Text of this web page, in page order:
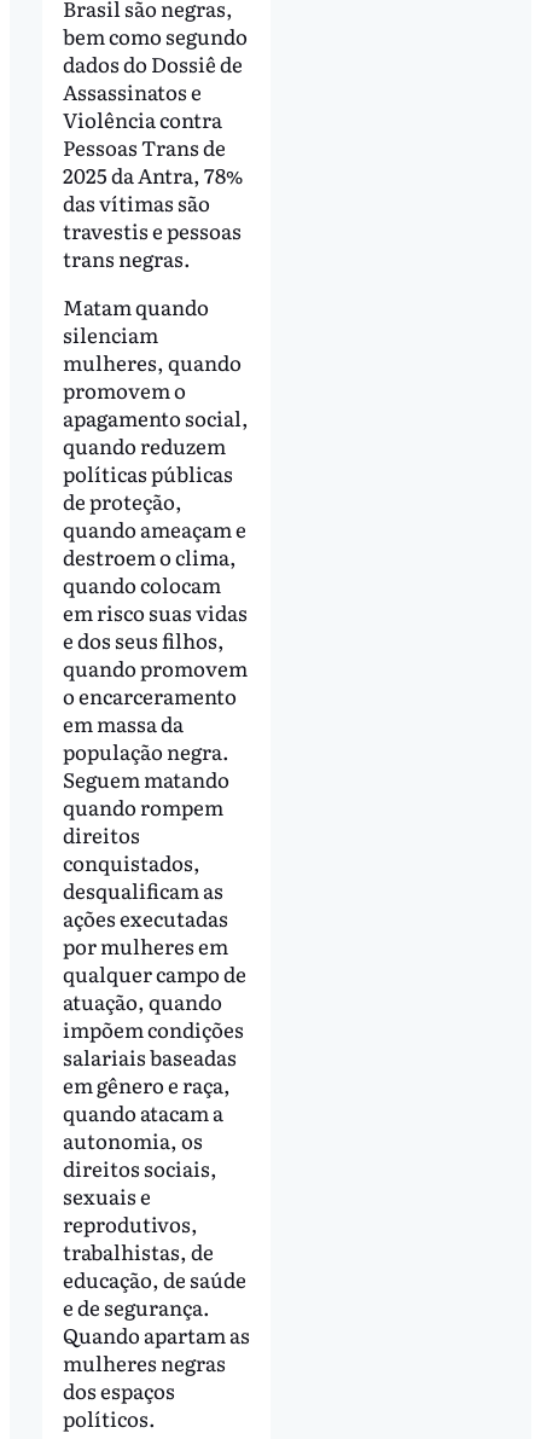
Brasil são negras,
bem como segundo
dados do Dossiê de
Assassinatos e
Violência contra
Pessoas Trans de
2025 da Antra, 78%
das vítimas são
travestis e pessoas
trans negras.
Matam quando
silenciam
mulheres, quando
promovem o
apagamento social,
quando reduzem
políticas públicas
de proteção,
quando ameaçam e
destroem o clima,
quando colocam
em risco suas vidas
e dos seus filhos,
quando promovem
o encarceramento
em massa da
população negra.
Seguem matando
quando rompem
direitos
conquistados,
desqualificam as
ações executadas
por mulheres em
qualquer campo de
atuação, quando
impõem condições
salariais baseadas
em gênero e raça,
quando atacam a
autonomia, os
direitos sociais,
sexuais e
reprodutivos,
trabalhistas, de
educação, de saúde
e de segurança.
Quando apartam as
mulheres negras
dos espaços
políticos.